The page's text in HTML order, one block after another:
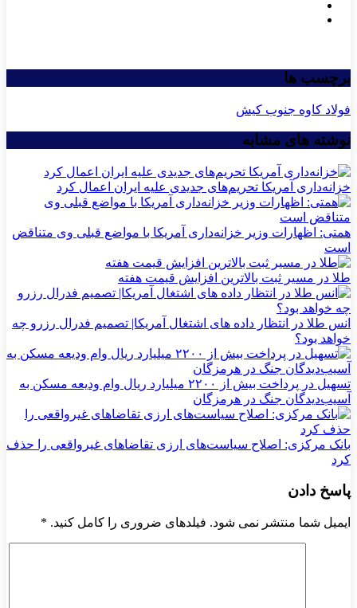
برچسب ها
فولاد کاوه جنوب کیش
نوشته های مشابه
خزانه‌داری آمریکا تحریم‌های جدیدی علیه ایران اعمال کرد
همتی: اظهارات وزیر خزانه‌داری آمریکا با مواضع قبلی وی متناقض
است
طلا در مسیر ثبت بالاترین افزایش قیمت هفته
انس طلا در انتظار داده های اشتغال آمریکا| تصمیم فدرال رزرو چه
خواهد بود؟
تسهیل در پرداخت بیش از ۲۲۰۰ میلیارد ریال وام ودیعه مسکن به
آسیب‌دیدگان جنگ در هرمزگان
بانک مرکزی: اصلاح سیاست‌های ارزی تقاضاهای غیرواقعی را حذف
کرد
پاسخ دادن
ایمیل شما منتشر نمی شود. فیلدهای ضروری را کامل کنید. *